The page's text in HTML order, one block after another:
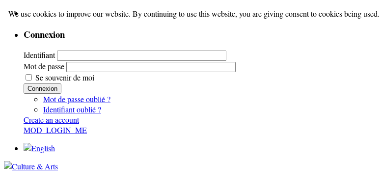
Connexion
Identifiant
Mot de passe
Se souvenir de moi
Connexion
Mot de passe oublié ?
Identifiant oublié ?
Create an account
MOD_LOGIN_ME
We use cookies to improve our website. By continuing to use this website, you are giving consent to cookies being used.